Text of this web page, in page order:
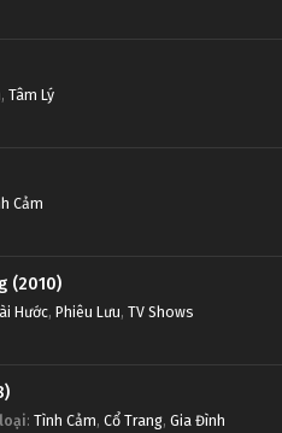
, Tâm Lý
Cảm
(2010)
Hước, Phiêu Lưu, TV Shows
: Tình Cảm, Cổ Trang, Gia Đình